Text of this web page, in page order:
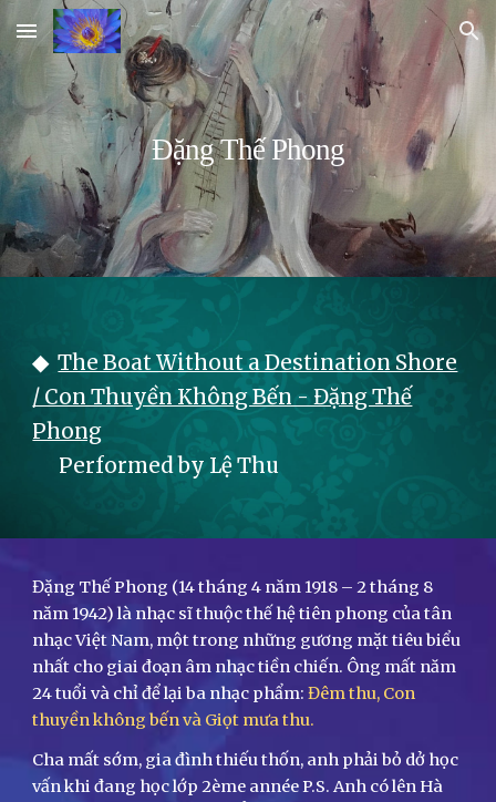
Skip to main content Skip to navigation
Đặng Thế Phong
◆ The Boat Without a Destination Shore
/ Con Thuyền Không Bến - Đặng Thế
Phong
Performed by Lệ Thu
Đặng Thế Phong (14 tháng 4 năm 1918 – 2 tháng 8
năm 1942) là nhạc sĩ thuộc thế hệ tiên phong của tân
nhạc Việt Nam, một trong những gương mặt tiêu biểu
nhất cho giai đoạn âm nhạc tiền chiến. Ông mất năm
24 tuổi và chỉ để lại ba nhạc phẩm:Đêm thu, Con
thuyền không bến và Giọt mưa thu.
Cha mất sớm, gia đình thiếu thốn, anh phải bỏ dở học
vấn khi đang học lớp 2ème année P.S. Anh có lên Hà